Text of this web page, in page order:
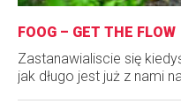
FOOG – GET THE FLOW
Zastanawialiscie się
jak długo jest już z nami